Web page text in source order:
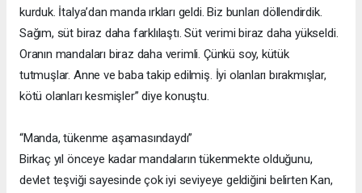
kurduk. İtalya’dan manda ırkları geldi. Biz bunları döllendirdik.
Sağım, süt biraz daha farklılaştı. Süt verimi biraz daha yükseldi.
Oranın mandaları biraz daha verimli. Çünkü soy, kütük
tutmuşlar. Anne ve baba takip edilmiş. İyi olanları bırakmışlar,
kötü olanları kesmişler” diye konuştu.
“Manda, tükenme aşamasındaydı”
Birkaç yıl önceye kadar mandaların tükenmekte olduğunu,
devlet teşviği sayesinde çok iyi seviyeye geldiğini belirten Kan,